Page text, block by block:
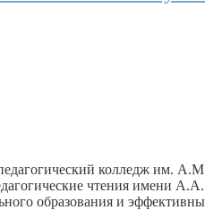
колледж им. А.М.
чтения имени
образования и